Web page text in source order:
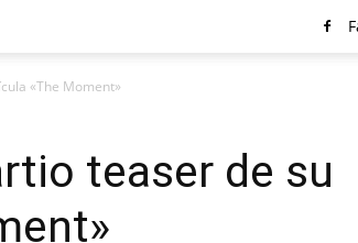
«The Moment»
teaser de su